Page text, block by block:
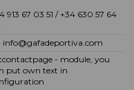
913 67 03 51 / +34 630 57 64
info@gafadeportiva.com
- module, you
put own text in